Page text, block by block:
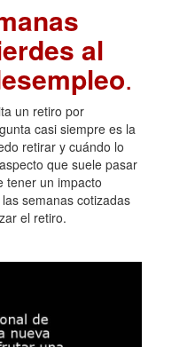
al
.
un retiro por
casi siempre es la
retirar y cuándo lo
que suele pasar
tener un impacto
semanas cotizadas
el retiro.